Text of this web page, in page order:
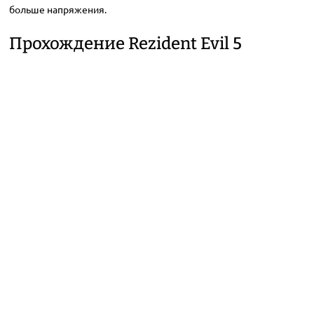
больше напряжения.
Прохождение Rezident Evil 5